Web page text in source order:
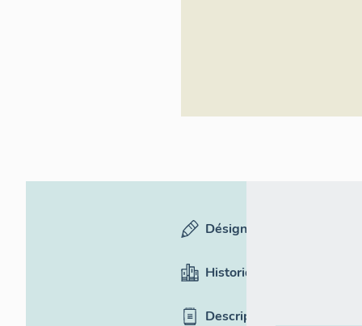
Désignation
Historique
Description